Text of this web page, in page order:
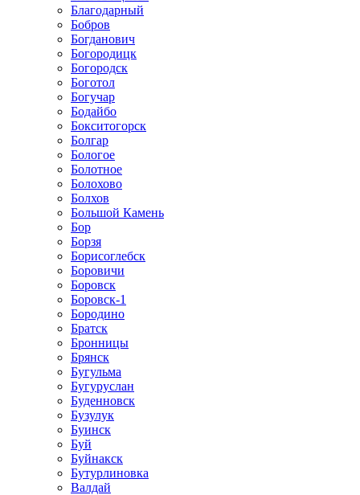
Благодарный
Бобров
Богданович
Богородицк
Богородск
Боготол
Богучар
Бодайбо
Бокситогорск
Болгар
Бологое
Болотное
Болохово
Болхов
Большой Камень
Бор
Борзя
Борисоглебск
Боровичи
Боровск
Боровск-1
Бородино
Братск
Бронницы
Брянск
Бугульма
Бугуруслан
Буденновск
Бузулук
Буинск
Буй
Буйнакск
Бутурлиновка
Валдай